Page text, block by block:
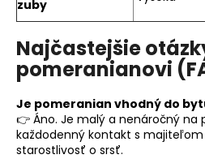
zuby
Najčastejšie
pomeranianovi
Je pomeranian vhodný do
👉 Áno. Je malý a nenáročný na
každodenný kontakt s
starostlivosť o srsť.